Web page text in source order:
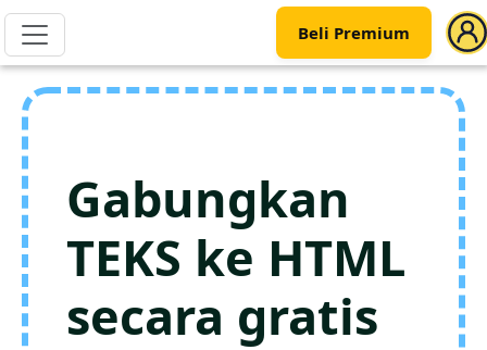
Beli Premium
Gabungkan
TEKS ke HTML
secara gratis